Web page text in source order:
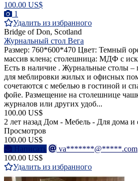
100.00 US$
1
Удалить из избранного
Bridge of Don, Scotland
Журнальный стол Вега
Размер: 760*600*470 Цвет: Темный
массив клена; столешница: МДФ с
Есть в наличие . Журнальные столы –
для меблировки жилых и офисных
сочетаются с мебелью в гостиной и
фойе. Размещение на столешнице
журналов или других удоб...
100.00 US$
2 лет назад Дом - Мебель - Для дома и
Просмотров
100.00 US$
Написать
va*******@*****.com
100.00 US$
Удалить из избранного